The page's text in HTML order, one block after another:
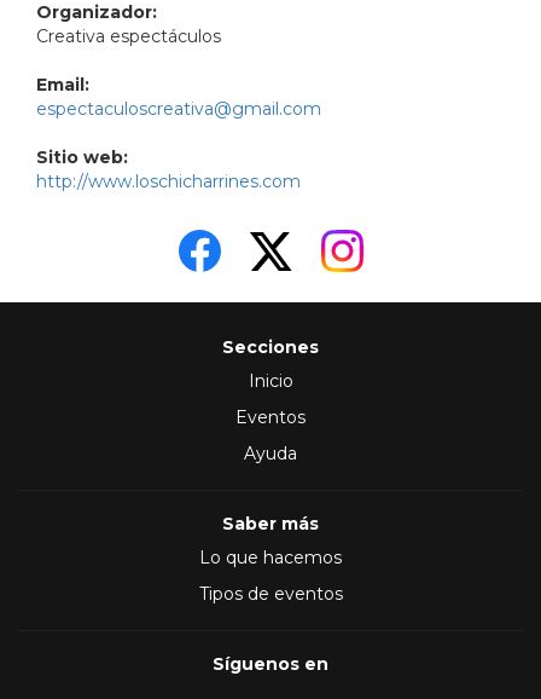
Organizador:
Creativa espectáculos
Email:
espectaculoscreativa@gmail.com
Sitio web:
http://www.loschicharrines.com
Secciones
Inicio
Eventos
Ayuda
Saber más
Lo que hacemos
Tipos de eventos
Síguenos en